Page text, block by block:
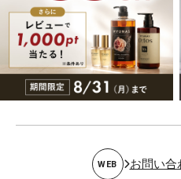
WEB お問い合